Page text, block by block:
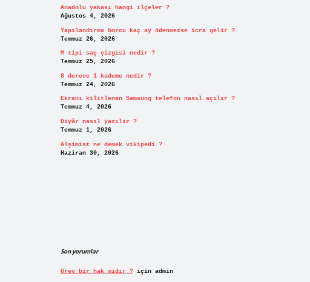
Anadolu yakası hangi ilçeler ?
Ağustos 4, 2026
Yapılandırma borcu kaç ay ödenmezse icra gelir ?
Temmuz 26, 2026
M tipi saç çizgisi nedir ?
Temmuz 25, 2026
8 derece 1 kademe nedir ?
Temmuz 24, 2026
Ekranı kilitlenen Samsung telefon nasıl açılır ?
Temmuz 4, 2026
Diyâr nasıl yazılır ?
Temmuz 1, 2026
Alşimist ne demek vikipedi ?
Haziran 30, 2026
Son yorumlar
Grev bir hak mıdır ?için admin